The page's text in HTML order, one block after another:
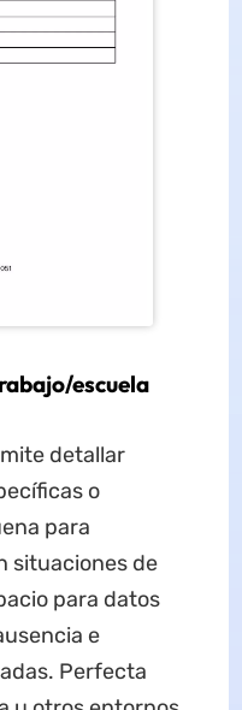
escuela
detallar
o
para
situaciones de
para datos
e
Perfecta